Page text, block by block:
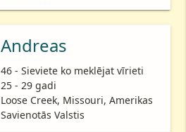
Andreas
46 - Sieviete ko meklējat vīrieti
25 - 29 gadi
Loose Creek, Missouri, Amerikas
Savienotās Valstis